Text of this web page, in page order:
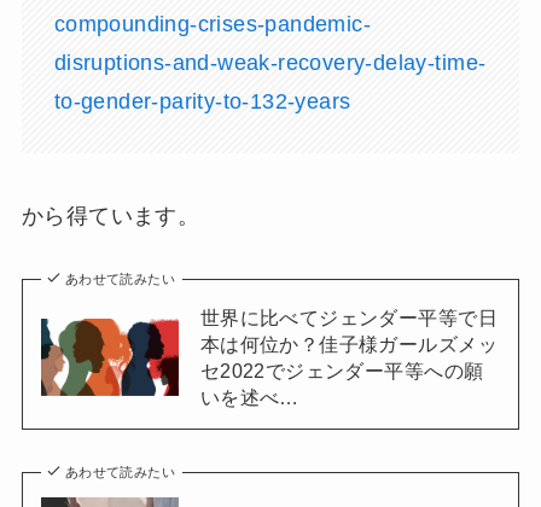
compounding-crises-pandemic-
disruptions-and-weak-recovery-delay-time-
to-gender-parity-to-132-years
から得ています。
あわせて読みたい
世界に比べてジェンダー平等で日
本は何位か？佳子様ガールズメッ
セ2022でジェンダー平等への願
いを述べ…
あわせて読みたい